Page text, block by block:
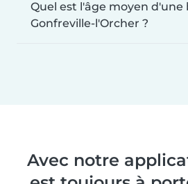
Quel est l'âge moyen d'une
Gonfreville-l'Orcher ?
Avec notre